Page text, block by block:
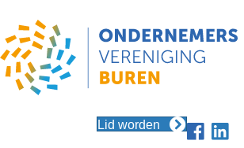
Lid worden